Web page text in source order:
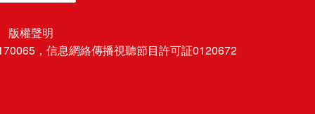
版權聲明
， 信息網絡傳播視聽節目許可証0120672